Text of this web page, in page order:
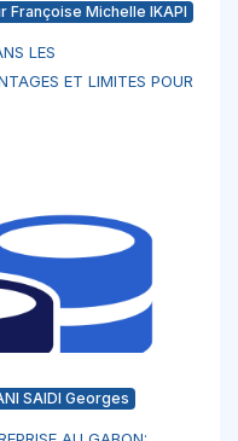
Françoise Michelle IKAPI
LES
ET LIMITES POUR
SAIDI Georges